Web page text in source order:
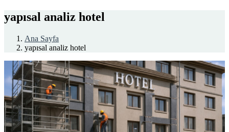
yapısal analiz hotel
Ana Sayfa
yapısal analiz hotel